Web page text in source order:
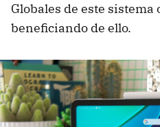
Globales de este sistema
beneficiando de ello.